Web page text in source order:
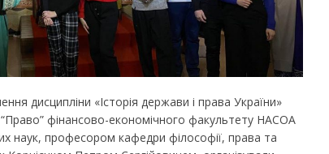
дисципліни «Історія держави і права України»
“Право” фінансово-економічного факультету НАСОА
наук, професором кафедри філософії, права та